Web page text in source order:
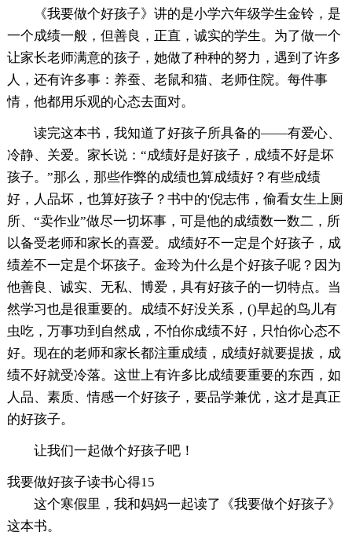
《我要做个好孩子》讲的是小学六年级学生金铃，是
一个成绩一般，但善良，正直，诚实的学生。为了做一个
让家长老师满意的孩子，她做了种种的努力，遇到了许多
人，还有许多事：养蚕、老鼠和猫、老师住院。每件事
情，他都用乐观的心态去面对。
读完这本书，我知道了好孩子所具备的——有爱心、
冷静、关爱。家长说：“成绩好是好孩子，成绩不好是坏
孩子。”那么，那些作弊的成绩也算成绩好？有些成绩
好，人品坏，也算好孩子？书中的'倪志伟，偷看女生上厕
所、“卖作业”做尽一切坏事，可是他的成绩数一数二，所
以备受老师和家长的喜爱。成绩好不一定是个好孩子，成
绩差不一定是个坏孩子。金玲为什么是个好孩子呢？因为
他善良、诚实、无私、博爱，具有好孩子的一切特点。当
然学习也是很重要的。成绩不好没关系，()早起的鸟儿有
虫吃，万事功到自然成，不怕你成绩不好，只怕你心态不
好。现在的老师和家长都注重成绩，成绩好就要提拔，成
绩不好就受冷落。这世上有许多比成绩要重要的东西，如
人品、素质、情感一个好孩子，要品学兼优，这才是真正
的好孩子。
让我们一起做个好孩子吧！
我要做好孩子读书心得15
这个寒假里，我和妈妈一起读了《我要做个好孩子》
这本书。